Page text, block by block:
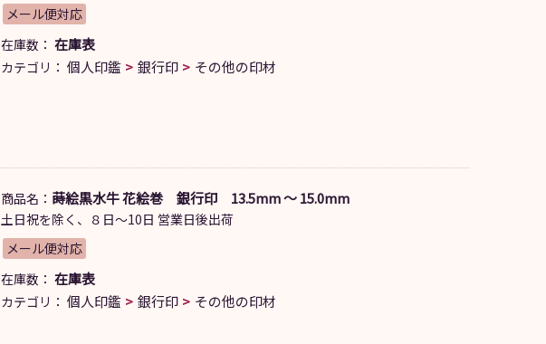
メール便対応
在庫数： 在庫表
カテゴリ： 個人印鑑 銀行印 その他の印材
商品名： 蒔絵黒水牛 花絵巻 銀行印 13.5mm ～ 15.0mm
土日祝を除く、８日～10日 営業日後出荷
メール便対応
在庫数： 在庫表
カテゴリ： 個人印鑑 銀行印 その他の印材